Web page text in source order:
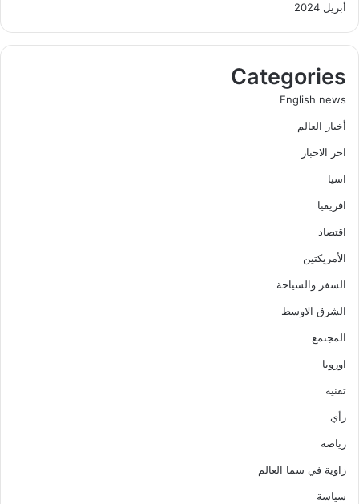
أبريل 2024
Categories
English news
أخبار العالم
اخر الاخبار
اسيا
افريقيا
اقتصاد
الأمريكتين
السفر والسياحة
الشرق الاوسط
المجتمع
اوروبا
تقنية
رأي
رياضة
زاوية في سما العالم
سياسة